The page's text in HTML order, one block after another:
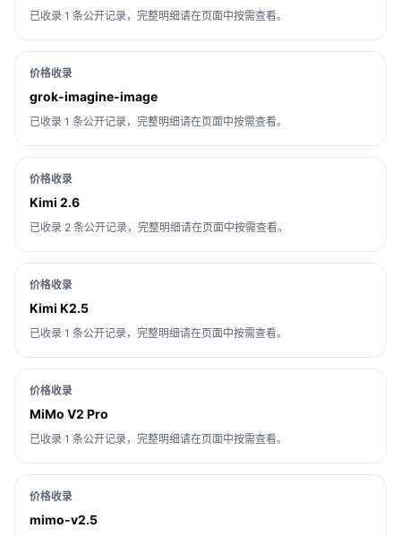
已收录 1 条公开记录，完整明细请在页面中按需查看。
价格收录
grok-imagine-image
已收录 1 条公开记录，完整明细请在页面中按需查看。
价格收录
Kimi 2.6
已收录 2 条公开记录，完整明细请在页面中按需查看。
价格收录
Kimi K2.5
已收录 1 条公开记录，完整明细请在页面中按需查看。
价格收录
MiMo V2 Pro
已收录 1 条公开记录，完整明细请在页面中按需查看。
价格收录
mimo-v2.5